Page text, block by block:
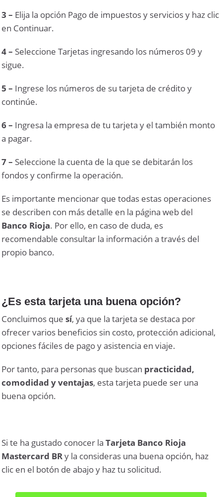
3 – Elija la opción Pago de impuestos y servicios y haz clic
en Continuar.
4 – Seleccione Tarjetas ingresando los números 09 y
sigue.
5 – Ingrese los números de su tarjeta de crédito y
continúe.
6 – Ingresa la empresa de tu tarjeta y el también monto
a pagar.
7 – Seleccione la cuenta de la que se debitarán los
fondos y confirme la operación.
Es importante mencionar que todas estas operaciones
se describen con más detalle en la página web del
Banco Rioja. Por ello, en caso de duda, es
recomendable consultar la información a través del
propio banco.
¿Es esta tarjeta una buena opción?
Concluimos quesí, ya que la tarjeta se destaca por
ofrecer varios beneficios sin costo, protección adicional,
opciones fáciles de pago y asistencia en viaje.
Por tanto, para personas que buscan practicidad,
comodidad y ventajas, esta tarjeta puede ser una
buena opción.
Si te ha gustado conocer laTarjeta Banco Rioja
Mastercard BRy la consideras una buena opción, haz
clic en el botón de abajo y haz tu solicitud.